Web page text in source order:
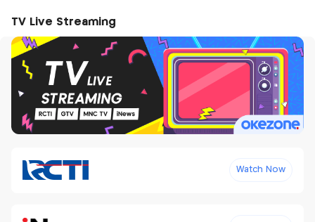
TV Live Streaming
Watch Now